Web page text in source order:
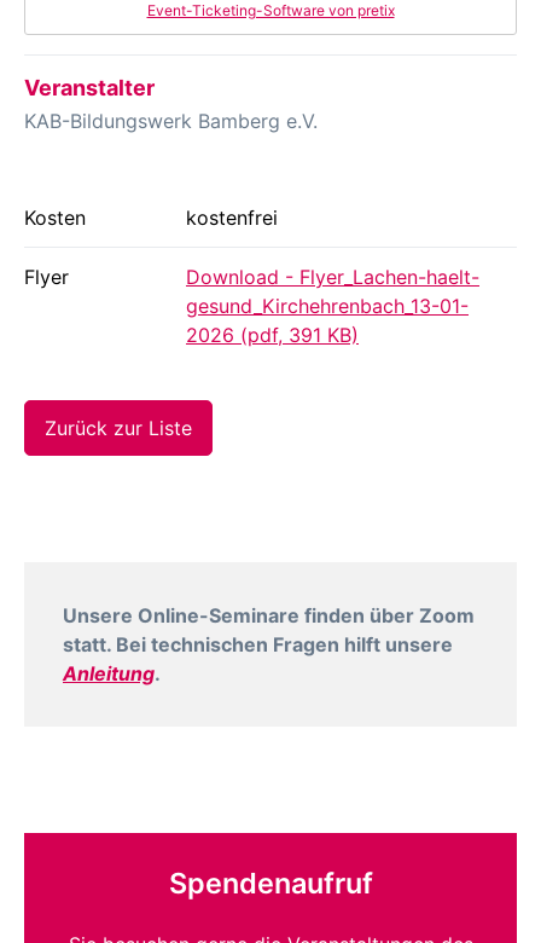
Event-Ticketing-Software von pretix
Veranstalter
KAB-Bildungswerk Bamberg e.V.
Kosten kostenfrei
Flyer
Download - Flyer_Lachen-haelt-
gesund_Kirchehrenbach_13-01-
2026 (pdf, 391 KB)
Zurück zur Liste
Unsere Online-Seminare finden über Zoom
statt. Bei technischen Fragen hilft unsere
Anleitung.
Spendenaufruf